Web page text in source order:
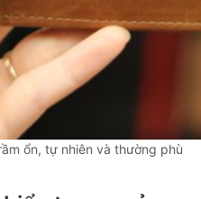
ổn, tự nhiên và thường phù